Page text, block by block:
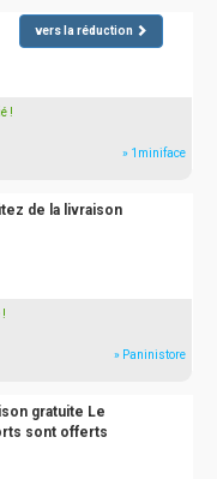
vers la réduction
!
» 1miniface
de la livraison
» Paninistore
gratuite Le
sont offerts